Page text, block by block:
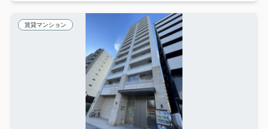
賃貸マンション